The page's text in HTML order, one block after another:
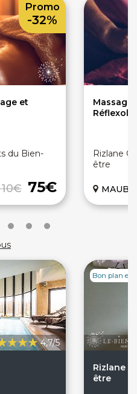
et
du Bien-
75€
Promo
-32%
Massage
Rizlane
être
4,7/5
Rizlane
être
Bon plan en